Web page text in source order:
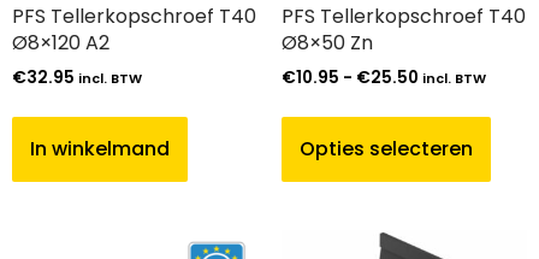
PFS Tellerkopschroef T40
Ø8×120 A2
€32.95 incl. BTW
In winkelmand
PFS Tellerkopschroef T40
Ø8×50 Zn
€10.95 - €25.50 incl. BTW
Opties selecteren